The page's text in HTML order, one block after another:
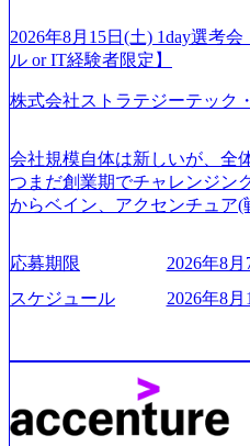
だいたご応募者様については
ご案内とさせていただきます
についてご連絡させていただ
合、後日面接や面談のお時間
● 面接、条件面談それぞれ最
実施前日までに日程および
・面接および条件面談ともに
ますと幸いです ※1day選考会
GAB試験を受検いただきます(
の3日前まで)。 ※ただし、30
験3年以上の方はGAB受検免
通過後に、GAB試験に合格し
ご案内をさせていただきます
既存事業では成長戦略を描く
サポートするため、新規事業
2026年8月15日(土) 1day選考
ル or IT経験者限定】
株式会社ストラテジーテック
会社規模自体は新しいが、全
つまだ創業期でチャレンジン
からベイン、アクセンチュア
が続々ジョインするピュアな
事業会社機能へ携われる可能
生、メディアなど リモート比
業、通信業界に強みがあり、
く予定 インセンティブ支給
ール制を敷く、柔軟な組織
始～ 2026年8月7日(金) 16:00
ご応募いただいてもご対応で
応募期限
2026年8
スケジュール
2026年8